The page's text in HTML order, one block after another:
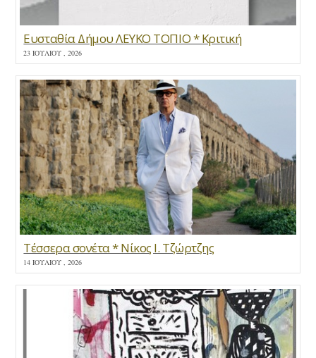
Ευσταθία Δήμου ΛΕΥΚΟ ΤΟΠΙΟ * Κριτική
23 ΙΟΥΛΊΟΥ , 2026
Τέσσερα σονέτα * Νίκος Ι. Τζώρτζης
14 ΙΟΥΛΊΟΥ , 2026